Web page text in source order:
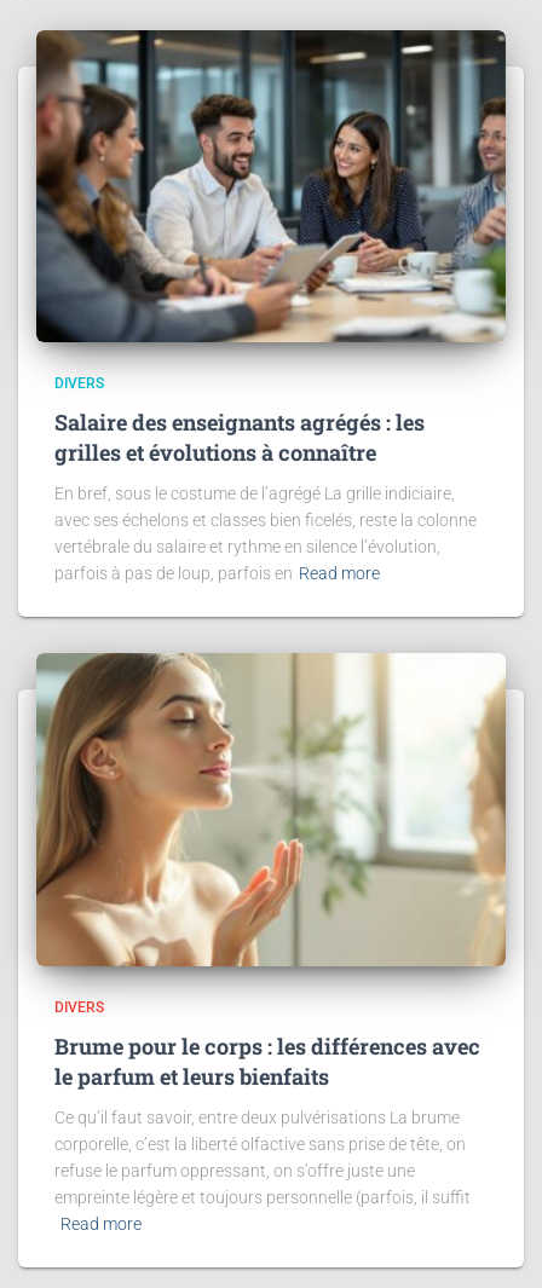
DIVERS
Salaire des enseignants agrégés : les
grilles et évolutions à connaître
En bref, sous le costume de l’agrégé La grille indiciaire,
avec ses échelons et classes bien ficelés, reste la colonne
vertébrale du salaire et rythme en silence l’évolution,
parfois à pas de loup, parfois en Read more
DIVERS
Brume pour le corps : les différences avec
le parfum et leurs bienfaits
Ce qu’il faut savoir, entre deux pulvérisations La brume
corporelle, c’est la liberté olfactive sans prise de tête, on
refuse le parfum oppressant, on s’offre juste une
empreinte légère et toujours personnelle (parfois, il suffit
Read more